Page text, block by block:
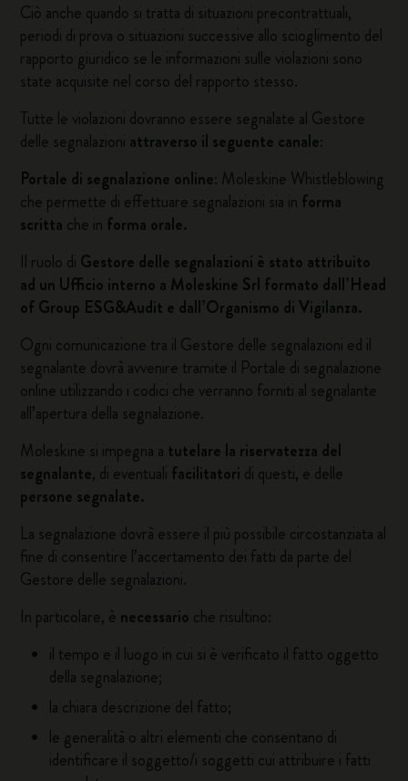
Ciò anche quando si tratta di situazioni precontrattuali,
periodi di prova o situazioni successive allo scioglimento del
rapporto giuridico se le informazioni sulle violazioni sono
state acquisite nel corso del rapporto stesso.
Tutte le violazioni dovranno essere segnalate al Gestore
delle segnalazioni attraverso il seguente canale:
Portale di segnalazione online: Moleskine Whistleblowing
che permette di effettuare segnalazioni sia in forma
scritta che in forma orale.
Il ruolo di Gestore delle segnalazioni è stato attribuito
ad un Ufficio interno a Moleskine Srl formato dall’Head
of Group ESG&Audit e dall’Organismo di Vigilanza.
Ogni comunicazione tra il Gestore delle segnalazioni ed il
segnalante dovrà avvenire tramite il Portale di segnalazione
online utilizzando i codici che verranno forniti al segnalante
all’apertura della segnalazione.
Moleskine si impegna a tutelare la riservatezza del
segnalante, di eventuali facilitatori di questi, e delle
persone segnalate.
La segnalazione dovrà essere il più possibile circostanziata al
fine di consentire l’accertamento dei fatti da parte del
Gestore delle segnalazioni.
In particolare, è necessario che risultino:
il tempo e il luogo in cui si è verificato il fatto oggetto
della segnalazione;
la chiara descrizione del fatto;
le generalità o altri elementi che consentano di
identificare il soggetto/i soggetti cui attribuire i fatti